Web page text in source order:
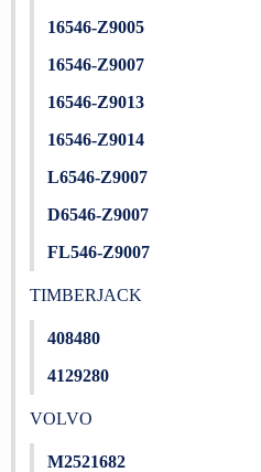
16546-Z9005
16546-Z9007
16546-Z9013
16546-Z9014
L6546-Z9007
D6546-Z9007
FL546-Z9007
TIMBERJACK
408480
4129280
VOLVO
M2521682